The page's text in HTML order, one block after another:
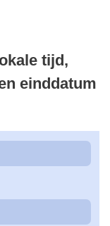
tijd,
einddatum